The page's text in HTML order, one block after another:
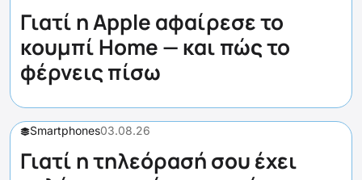
Γιατί η Apple αφαίρεσε το
κουμπί Home — και πώς το
φέρνεις πίσω
Smartphones03.08.26
Γιατί η τηλεόρασή σου έχει